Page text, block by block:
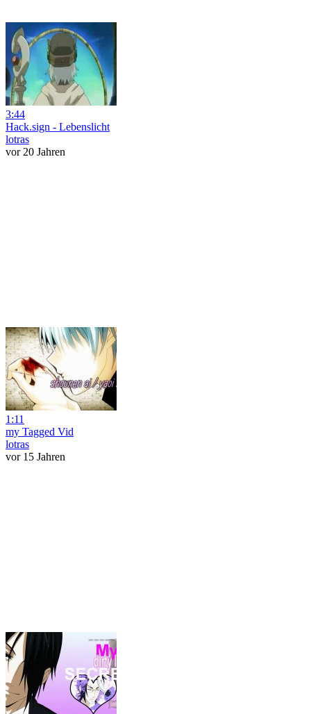
3:44
Hack.sign - Lebenslicht
lotras
vor 20 Jahren
1:11
my Tagged Vid
lotras
vor 15 Jahren